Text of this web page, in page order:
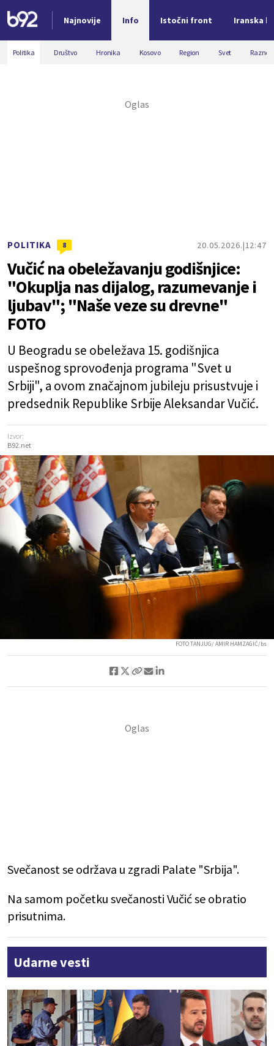
Najnovije Info Istočni front Iranska
Nova vest
Politika Društvo Hronika Kosovo Region Svet Razno
POLITIKA 8 20.05.2026. 12:47
Vučić na obeležavanju godišnjice:
"Okuplja nas dijalog, razumevanje i
ljubav"; "Naše veze su drevne"
FOTO
U Beogradu se obeležava 15. godišnjica
uspešnog sprovođenja programa "Svet u
Srbiji", a ovom značajnom jubileju prisustvuje i
predsednik Republike Srbije Aleksandar Vučić.
Izvor:
B92.net
FOTO TANJUG/ AMIR HAMZAGIĆ/bs
Svečanost se održava u zgradi Palate "Srbija".
Na samom početku svečanosti Vučić se obratio
prisutnima.
Udarne vesti